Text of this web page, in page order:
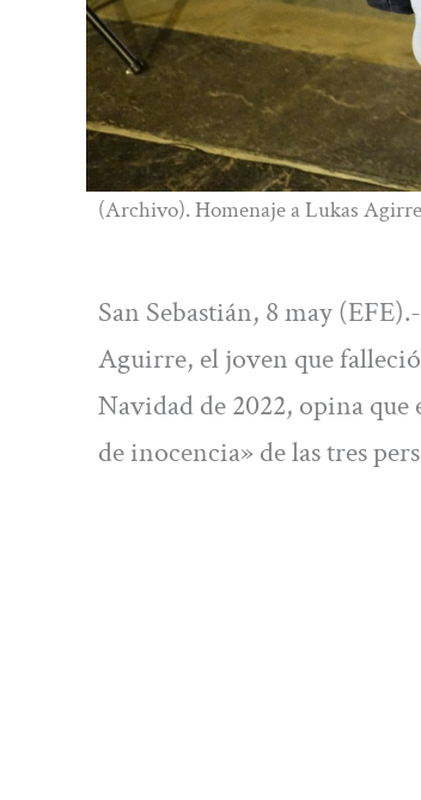
(Archivo). Homenaje a Lukas
San Sebastián, 8 may
Aguirre, el joven que
Navidad de 2022, opina
de inocencia» de las tres